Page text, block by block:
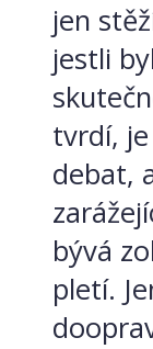
jen
jestli
tvrdí,
debat,
bývá
pletí.